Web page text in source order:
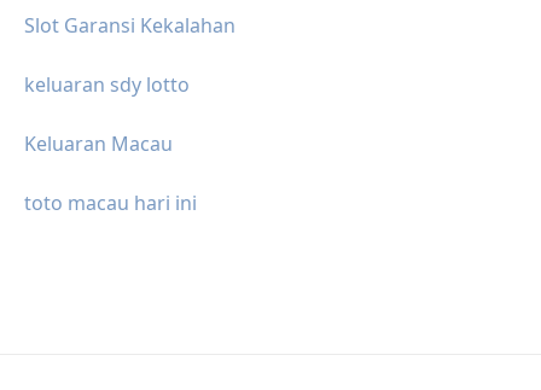
Slot Garansi Kekalahan
keluaran sdy lotto
Keluaran Macau
toto macau hari ini